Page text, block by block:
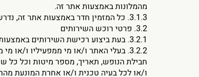
מהמלונות באמצעות אתר זה.
3.1.3. כל המזמין חדר באמצעות אתר זה, נדרש להזין את פרטיו האישיים, לרבות מס' תעודת זהות או מס' דרכון ומס' כרטיס אשראי.
3.2. פרטי רוכש השירותים
3.2.1. בעת ביצוע רכישת השירותים באמצעות האתר וביצוע ההזמנה כמפורט להלן, יידרש המשתמש להזין במערכת את פרטיו האישיים.
3.2.2. בעלי האתר ו/או מי ממפעיליו ו/
חבילת הנופש, תאריך, מספר מיטות וכל כל
ו/או לכל בעיה טכנית ו/או אחרת המונעת